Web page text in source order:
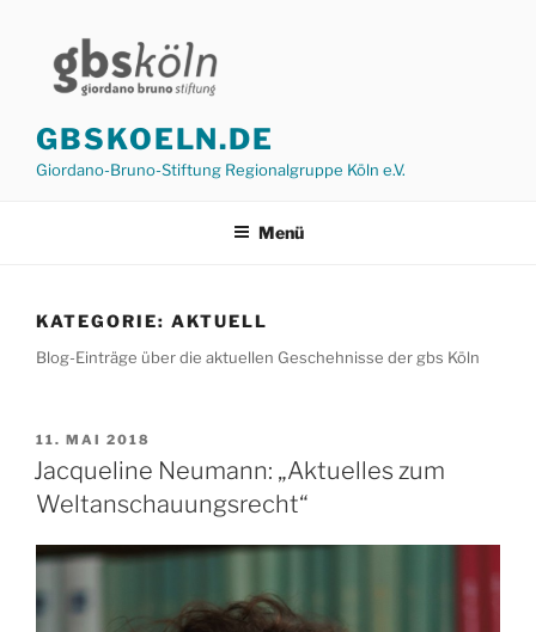
springen
GBSKOELN.DE
Giordano-Bruno-Stiftung Regionalgruppe Köln e.V.
Menü
KATEGORIE: AKTUELL
Blog-Einträge über die aktuellen Geschehnisse der gbs Köln
VERÖFFENTLICHT
AM
11. MAI 2018
Jacqueline Neumann: „Aktuelles zum
Weltanschauungsrecht“